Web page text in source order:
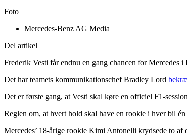
Foto
Mercedes-Benz AG Media
Del artikel
Frederik Vesti får endnu en gang chancen for Mercedes
Det har teamets kommunikationschef Bradley Lord
Det er første gang, at Vesti skal køre en officiel F1-
Reglen om, at hvert hold skal have en rookie i hver bil
Mercedes’ 18-årige rookie Kimi Antonelli krydsede to